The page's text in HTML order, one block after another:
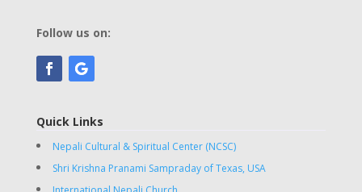
Follow us on:
Quick Links
Nepali Cultural & Spiritual Center (NCSC)
Shri Krishna Pranami Sampraday of Texas, USA